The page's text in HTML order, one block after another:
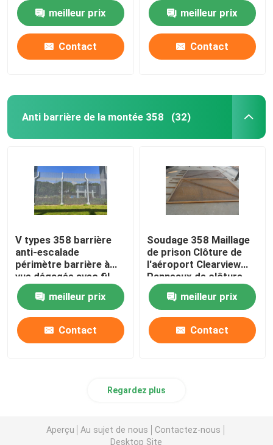
clôture temporaire
meilleur prix
Contact
montée de 2.4m x de
2.1m
meilleur prix
Contact
Anti barrière de la montée 358 (32)
V types 358 barrière
anti-escalade
périmètre barrière à
vue dégagée avec fil
barbelé au sommet
meilleur prix
Contact
Soudage 358 Maillage
de prison Clôture de
l'aéroport Clearview
Panneaux de clôture
meilleur prix
Contact
Regardez plus
Aperçu Au sujet de nous
Contactez-nous
Desktop Site